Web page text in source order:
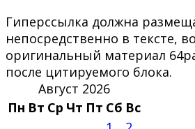
Гиперссылка должна
непосредственно в тексте,
оригинальный материал
после цитируемого блока.
Август 2026
Пн Вт Ср Чт Пт Сб Вс